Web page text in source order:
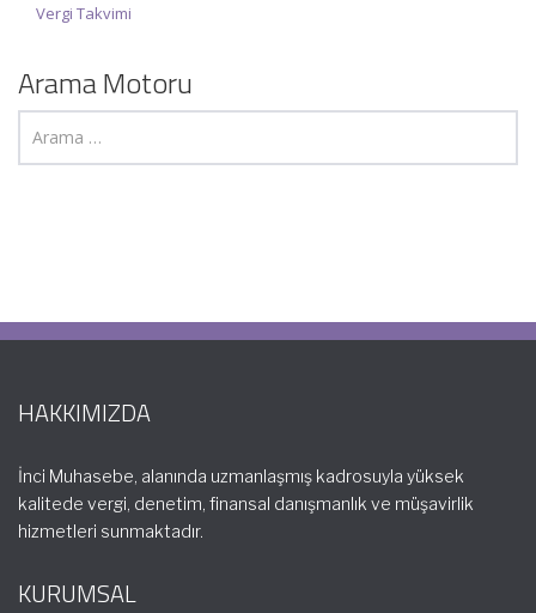
Vergi Takvimi
Arama Motoru
HAKKIMIZDA
İnci Muhasebe, alanında uzmanlaşmış kadrosuyla yüksek
kalitede vergi, denetim, finansal danışmanlık ve müşavirlik
hizmetleri sunmaktadır.
KURUMSAL